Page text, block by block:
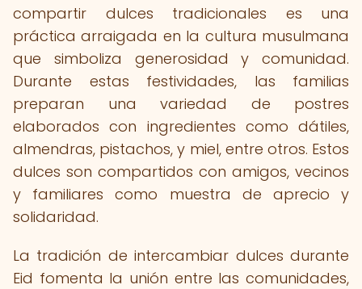
compartir dulces tradicionales es una
práctica arraigada en la cultura musulmana
que simboliza generosidad y comunidad.
Durante estas festividades, las familias
preparan una variedad de postres
elaborados con ingredientes como dátiles,
almendras, pistachos, y miel, entre otros. Estos
dulces son compartidos con amigos, vecinos
y familiares como muestra de aprecio y
solidaridad.
La tradición de intercambiar dulces durante
Eid fomenta la unión entre las comunidades,